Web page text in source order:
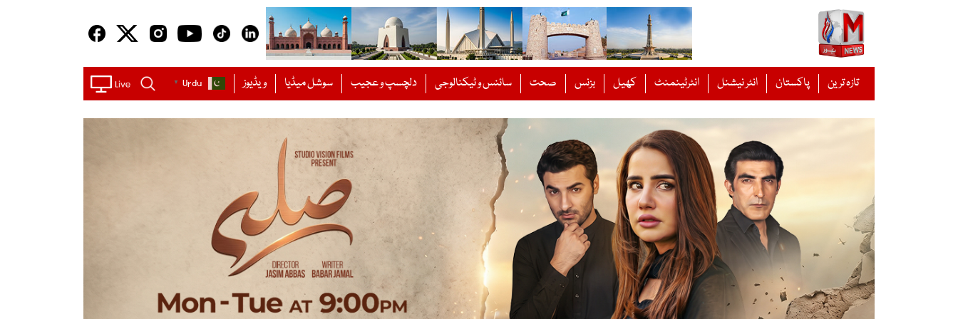
تازہ ترین پاکستان انٹر نیشنل انٹرٹینمنٹ کھیل بزنس صحت سائنس و ٹیکنالوجی دلچسپ و عجیب سوشل میڈیا ویڈیوز Urdu
▼